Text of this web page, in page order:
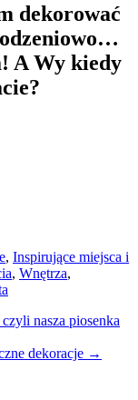
dekorować
A Wy kiedy
, Inspirujące miejsca i
, Wnętrza,
nasza piosenka
dekoracje →